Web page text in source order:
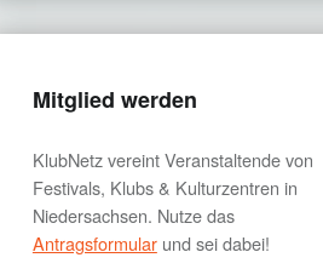
Mitglied werden
KlubNetz vereint Veranstaltende von
Festivals, Klubs & Kulturzentren in
Niedersachsen. Nutze das
Antragsformularund sei dabei!